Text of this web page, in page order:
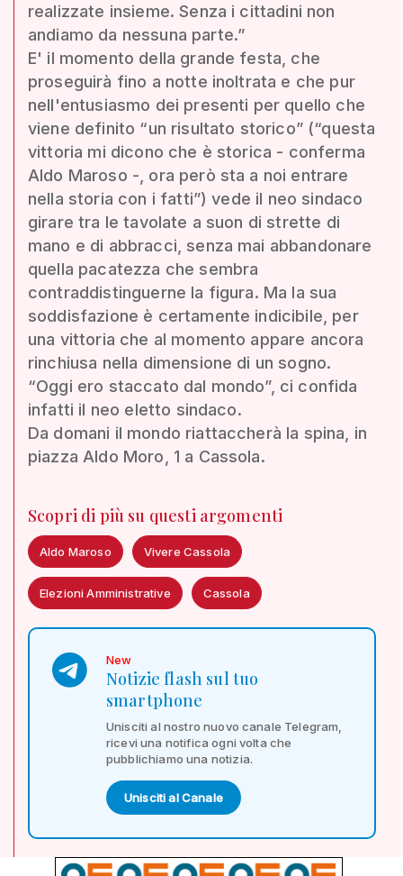
realizzate insieme. Senza i cittadini non
andiamo da nessuna parte.”
E' il momento della grande festa, che
proseguirà fino a notte inoltrata e che pur
nell'entusiasmo dei presenti per quello che
viene definito “un risultato storico” (“questa
vittoria mi dicono che è storica - conferma
Aldo Maroso -, ora però sta a noi entrare
nella storia con i fatti”) vede il neo sindaco
girare tra le tavolate a suon di strette di
mano e di abbracci, senza mai abbandonare
quella pacatezza che sembra
contraddistinguerne la figura. Ma la sua
soddisfazione è certamente indicibile, per
una vittoria che al momento appare ancora
rinchiusa nella dimensione di un sogno.
“Oggi ero staccato dal mondo”, ci confida
infatti il neo eletto sindaco.
Da domani il mondo riattaccherà la spina, in
piazza Aldo Moro, 1 a Cassola.
Scopri di più su questi argomenti
Aldo Maroso Vivere Cassola
Elezioni Amministrative Cassola
New
Notizie flash sul tuo
smartphone
Unisciti al nostro nuovo canale Telegram,
ricevi una notifica ogni volta che
pubblichiamo una notizia.
Unisciti al Canale